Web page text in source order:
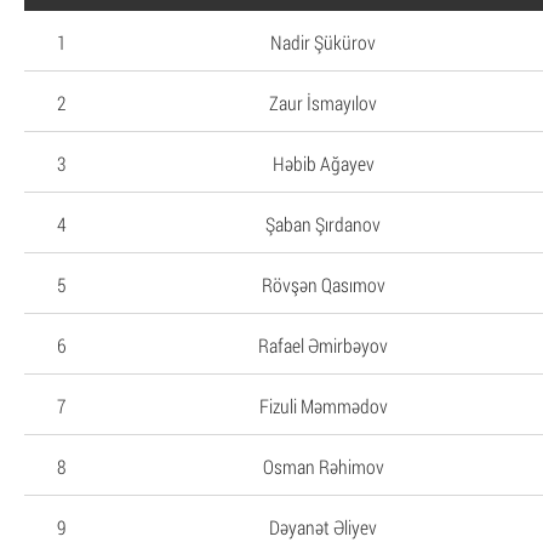
1 Nadir Şükürov
2 Zaur İsmayılov
3 Həbib Ağayev
4 Şaban Şırdanov
5 Rövşən Qasımov
6 Rafael Əmirbəyov
7 Fizuli Məmmədov
8 Osman Rəhimov
9 Dəyanət Əliyev